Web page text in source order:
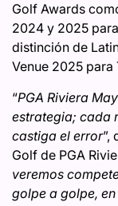
Golf Awards
2024 y 2025
distinción de
Venue 2025 para
“PGA Riviera
estrategia; cada
castiga el error”,
Golf de PGA
veremos
golpe a golpe,